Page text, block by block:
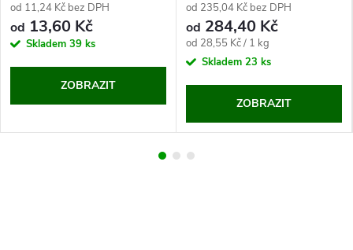
od 11,24 Kč bez DPH
od 13,60 Kč
Skladem 39 ks
ZOBRAZIT
od 235,04 Kč bez DPH
od 284,40 Kč
Měrná
cena:
od 28,55 Kč / 1 kg
Skladem 23 ks
ZOBRAZIT